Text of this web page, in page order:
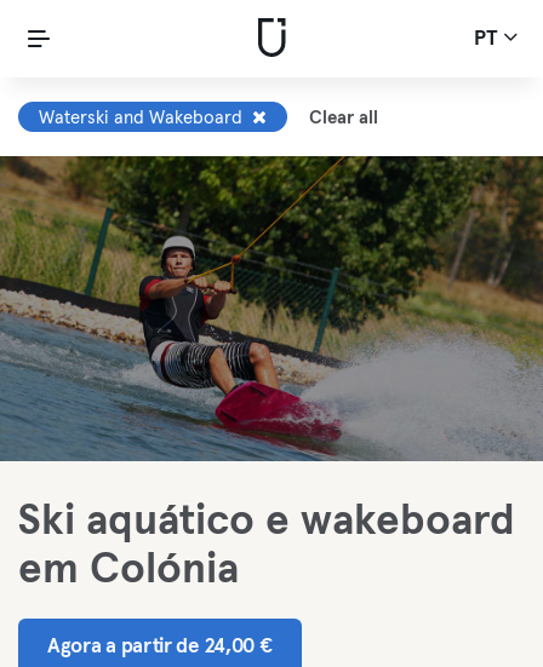
PT
Waterski and Wakeboard Clear all
Ski aquático e wakeboard
em Colónia
Agora a partir de 24,00 €